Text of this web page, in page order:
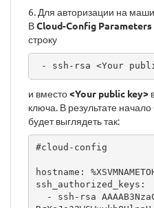
6. Для авторизации на
ВCloud-Config Parameters
строку
- ssh-rsa <Your
и вместо<Your public key>
ключа. В результате начало
будет выглядеть так:
#cloud-config
hostname:
ssh_authorized_keys: